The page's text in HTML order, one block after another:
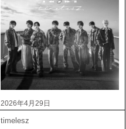
2026年4月29日
timelesz